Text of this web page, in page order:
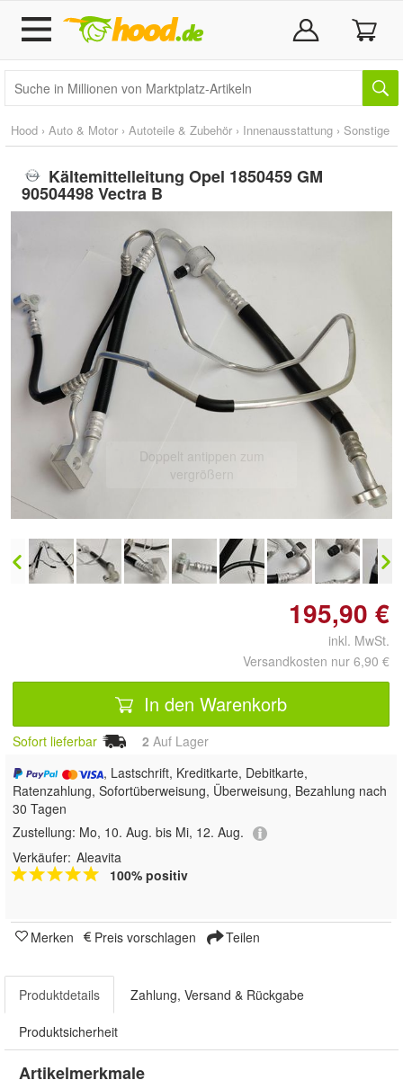
Hood › Auto & Motor › Autoteile & Zubehör › Innenausstattung › Sonstige
Kältemittelleitung Opel 1850459 GM
90504498 Vectra B
Doppelt antippen zum
vergrößern
195,90 €
inkl. MwSt.
Versandkosten nur 6,90 €
In den Warenkorb
Sofort lieferbar 2 Auf Lager
, Lastschrift, Kreditkarte, Debitkarte,
Ratenzahlung, Sofortüberweisung, Überweisung, Bezahlung nach
30 Tagen
Zustellung: Mo, 10. Aug. bis Mi, 12. Aug.
Verkäufer: Aleavita
100% positiv
Merken Preis vorschlagen Teilen
Produktdetails Zahlung, Versand & Rückgabe
Produktsicherheit
Artikelmerkmale